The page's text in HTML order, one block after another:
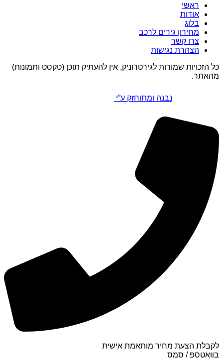
ראשי
אודות
בלוג
מחירון גירים לרכב
צרו קשר
הצהרת נגישות
כל הזכויות שמורות לגירטרוניק, אין להעתיק תוכן (טקסט ותמונות)
מהאתר.
נבנה ומתוחזק ע”י
לקבלת הצעת מחיר מותאמת אישית
בוואטספ / סמס